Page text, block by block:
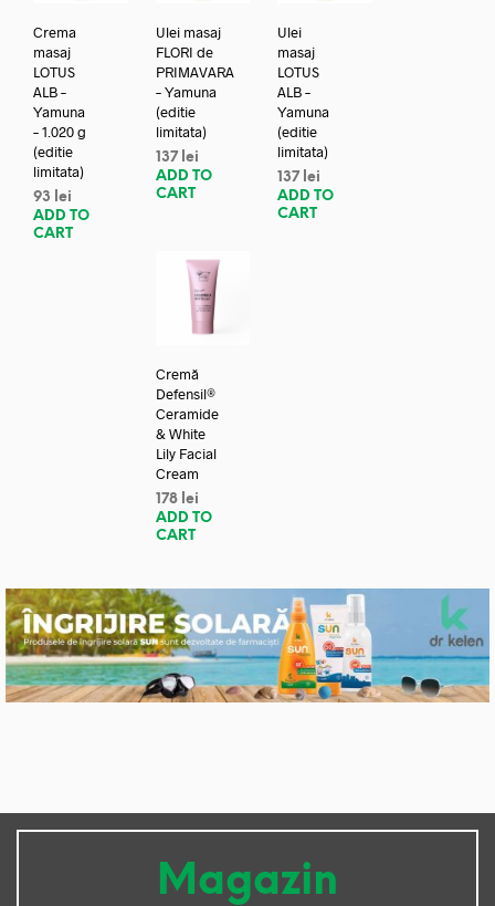
Crema
masaj
LOTUS
ALB –
Yamuna
– 1.020 g
(editie
limitata)
93
lei
ADD TO
CART
Ulei masaj
FLORI de
PRIMAVARA
– Yamuna
(editie
limitata)
137 lei
ADD TO
CART
Ulei
masaj
LOTUS
ALB –
Yamuna
(editie
limitata)
137 lei
ADD TO
CART
Cremă
Defensil®
Ceramide
& White
Lily Facial
Cream
178 lei
ADD TO
CART
Magazin